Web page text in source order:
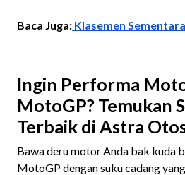
Baca Juga: Klasemen
Ingin Performa
MotoGP? Temukan
Terbaik di Astra
Bawa deru motor Anda bak kuda
MotoGP dengan suku cadang